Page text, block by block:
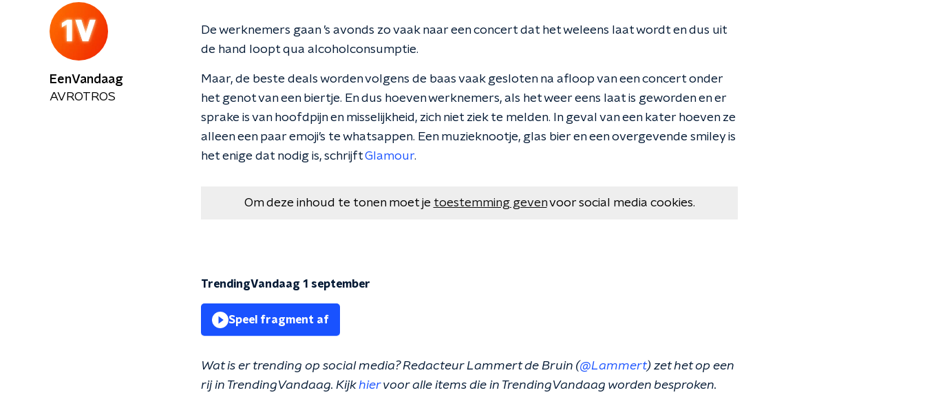
De werknemers gaan ’s avonds zo vaak naar een concert dat het weleens laat wordt en dus uit
de hand loopt qua alcoholconsumptie.
Maar, de beste deals worden volgens de baas vaak gesloten na afloop van een concert onder
het genot van een biertje. En dus hoeven werknemers, als het weer eens laat is geworden en er
sprake is van hoofdpijn en misselijkheid, zich niet ziek te melden. In geval van een kater hoeven ze
alleen een paar emoji’s te whatsappen. Een muzieknootje, glas bier en een overgevende smiley is
het enige dat nodig is, schrijftGlamour.
Om deze inhoud te tonen moet je toestemming gevenvoor social media cookies.
TrendingVandaag 1 september
Speel fragment af
Wat is er trending op social media? Redacteur Lammert de Bruin (@Lammert) zet het op een
rij in TrendingVandaag. Kijkhiervoor alle items die in TrendingVandaag worden besproken.
EenVandaag
AVROTROS